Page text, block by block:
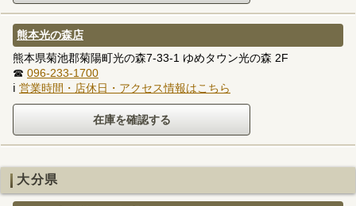
熊本光の森店
熊本県菊池郡菊陽町光の森7-33-1 ゆめタウン光の森 2F
☎ 096-233-1700
ℹ 営業時間・店休日・アクセス情報はこちら
大分県